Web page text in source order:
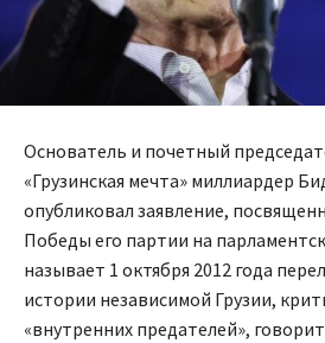
Основатель и почетный
«Грузинская мечта» миллиардер
опубликовал заявление,
Победы его партии на
называет 1 октября 2012 года
истории независимой Грузии,
«внутренних предателей»,